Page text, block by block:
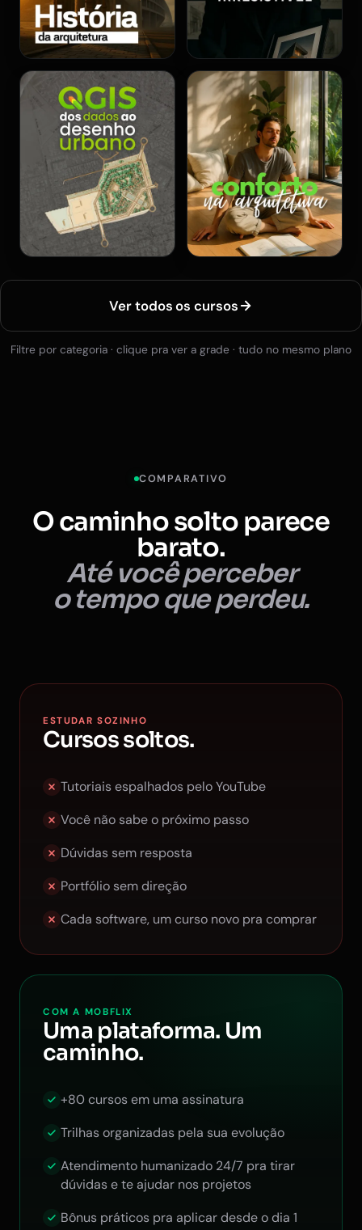
Ver todos os cursos
Filtre por categoria · clique pra ver a grade · tudo no mesmo plano
COMPARATIVO
O caminho solto parece
barato.
Até você perceber
o tempo que perdeu.
ESTUDAR SOZINHO
Cursos soltos.
Tutoriais espalhados pelo YouTube
Você não sabe o próximo passo
Dúvidas sem resposta
Portfólio sem direção
Cada software, um curso novo pra comprar
COM A MOBFLIX
Uma plataforma. Um
caminho.
+80 cursos em uma assinatura
Trilhas organizadas pela sua evolução
Atendimento humanizado 24/7 pra tirar
dúvidas e te ajudar nos projetos
Bônus práticos pra aplicar desde o dia 1